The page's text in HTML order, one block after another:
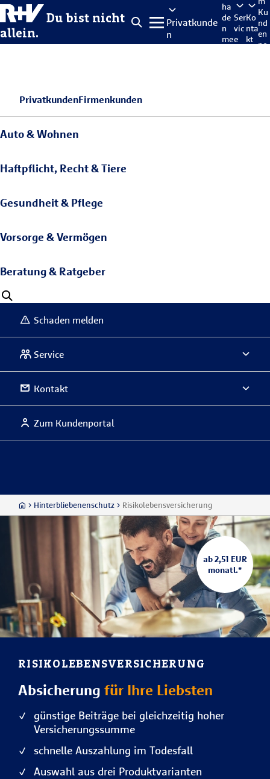
Du bist nicht
allein.
Privatkunde
n
ha
de
n
me
Ser
vic
e
Ko
nta
kt
Ku
nd
en
po
PrivatkundenFirmenkunden
Auto & Wohnen
Haftpflicht, Recht & Tiere
Gesundheit & Pflege
Vorsorge & Vermögen
Beratung & Ratgeber
Schaden melden
Service
Kontakt
Zum Kundenportal
Hinterbliebenenschutz Risikolebensversicherung
RISIKOLEBENS­VERSICHERUNG
Absicherung für Ihre Liebsten
günstige Beiträge bei gleichzeitig hoher
Versicherungssumme
schnelle Auszahlung im Todesfall
Auswahl aus drei Produktvarianten
ab 2,51 EUR
monatl.*